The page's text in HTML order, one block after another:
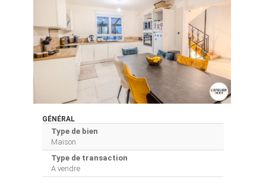
GÉNÉRAL
Type de bien
Maison
Type de transaction
A vendre